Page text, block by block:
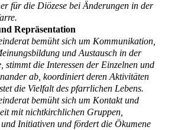
für die Diözese bei Änderungen in der
Repräsentation
bemüht sich um Kommunikation,
und Austausch in der
stimmt die Interessen der Einzelnen und
ab, koordiniert deren Aktivitäten
die Vielfalt des pfarrlichen Lebens.
bemüht sich um Kontakt und
mit nichtkirchlichen Gruppen,
Initiativen und fördert die Ökumene